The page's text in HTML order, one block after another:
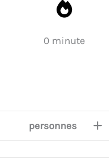
0 minute
personnes